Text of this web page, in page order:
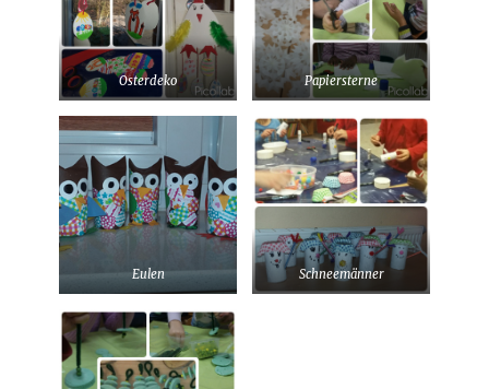
Osterdeko Papiersterne
Eulen Schneemänner